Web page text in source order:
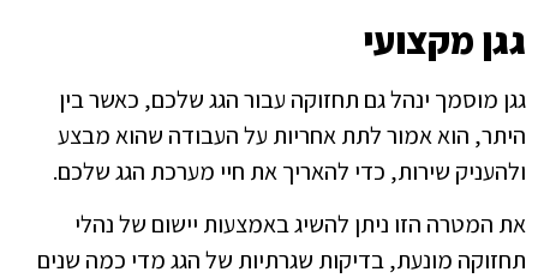
גגן מקצועי
גגן מוסמך ינהל גם תחזוקה עבור הגג שלכם, כאשר בין
היתר, הוא אמור לתת אחריות על העבודה שהוא מבצע
ולהעניק שירות, כדי להאריך את חיי מערכת הגג שלכם.
את המטרה הזו ניתן להשיג באמצעות יישום של נהלי
תחזוקה מונעת, בדיקות שגרתיות של הגג מדי כמה שנים